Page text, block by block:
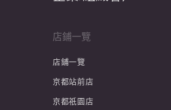
店鋪一覽
店鋪一覽
京都站前店
京都祇園店